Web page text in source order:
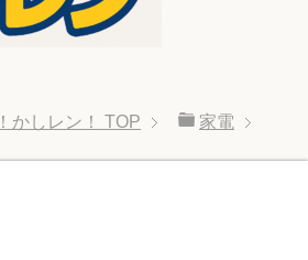
かしレン！ TOP 家電